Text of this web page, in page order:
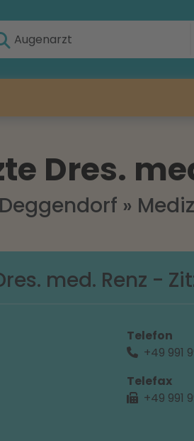
Dres.
»
med. Renz -
Telefon
+49 991
Telefax
+49 991